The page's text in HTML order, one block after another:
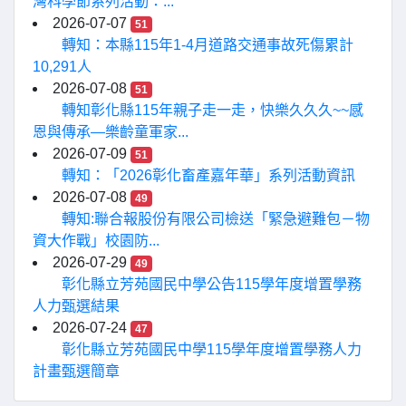
2026-07-07
51
轉知：本縣115年1-4月道路交通事故死傷累計
10,291人
2026-07-08
51
轉知彰化縣115年親子走一走，快樂久久久~~感
恩與傳承—樂齡童軍家...
2026-07-09
51
轉知：「2026彰化畜產嘉年華」系列活動資訊
2026-07-08
49
轉知:聯合報股份有限公司檢送「緊急避難包－物
資大作戰」校園防...
2026-07-29
49
彰化縣立芳苑國民中學公告115學年度增置學務
人力甄選結果
2026-07-24
47
彰化縣立芳苑國民中學115學年度增置學務人力
計畫甄選簡章